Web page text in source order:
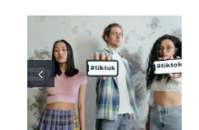
Principales
generadores
de fuentes
de TikTok
para